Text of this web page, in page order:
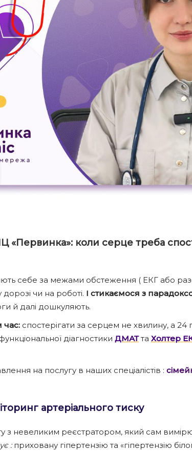
«Первинка»: коли серце треба
себе за межами обстеження ( ЕКГ або
чи на роботі. І стикаємося з
й далі дошкуляють.
час: спостерігати за серцем не хвилину, а 24
діагностики ДМАТта Холтер
на послугу в наших спеціалістів :
артеріального тиску
з невеликим реєстратором, який сам
:приховану гіпертензію та «гіпертензію